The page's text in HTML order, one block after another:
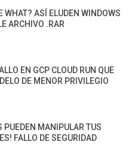
WHAT? ASÍ ELUDEN WINDOWS
ARCHIVO .RAR
EN GCP CLOUD RUN QUE
DE MENOR PRIVILEGIO
PUEDEN MANIPULAR TUS
FALLO DE SEGURIDAD